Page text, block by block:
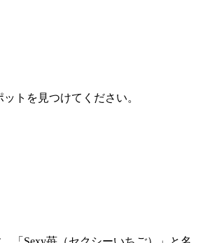
トを見つけてください。